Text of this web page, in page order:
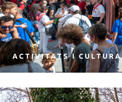
ACTIVITATS I CULTURA